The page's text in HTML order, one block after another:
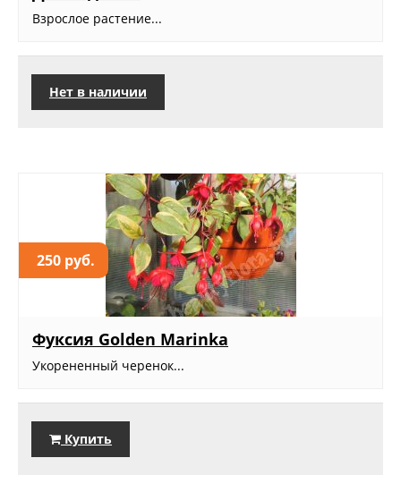
Взрослое растение...
Нет в наличии
250 руб.
Фуксия Golden Marinka
Укорененный черенок...
Купить